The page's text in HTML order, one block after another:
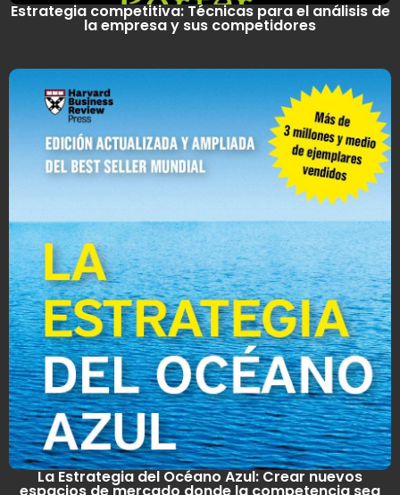
Estrategia competitiva: Técnicas para el análisis de
la empresa y sus competidores
La Estrategia del Océano Azul: Crear nuevos